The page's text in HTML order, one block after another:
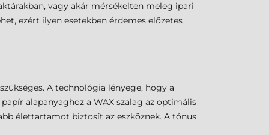
vagy akár mérsékelten meleg ipari
ezért ilyen esetekben érdemes előzetes
szükséges. A technológia lényege, hogy a
alapanyaghoz a WAX szalag az optimális
élettartamot biztosít az eszköznek. A tónus